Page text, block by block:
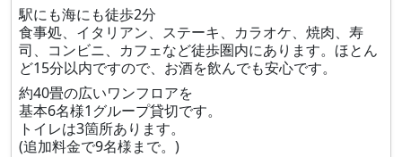
駅にも海にも徒歩2分
食事処、イタリアン、ステーキ、カラオケ、焼肉、寿
司、コンビニ、カフェなど徒歩圏内にあります。ほとん
ど15分以内ですので、お酒を飲んでも安心です。
約40畳の広いワンフロアを
基本6名様1グループ貸切です。
トイレは3箇所あります。
(追加料金で9名様まで。)